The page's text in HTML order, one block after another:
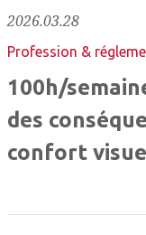
2026.03.28
Profession &
100h/
des
confort